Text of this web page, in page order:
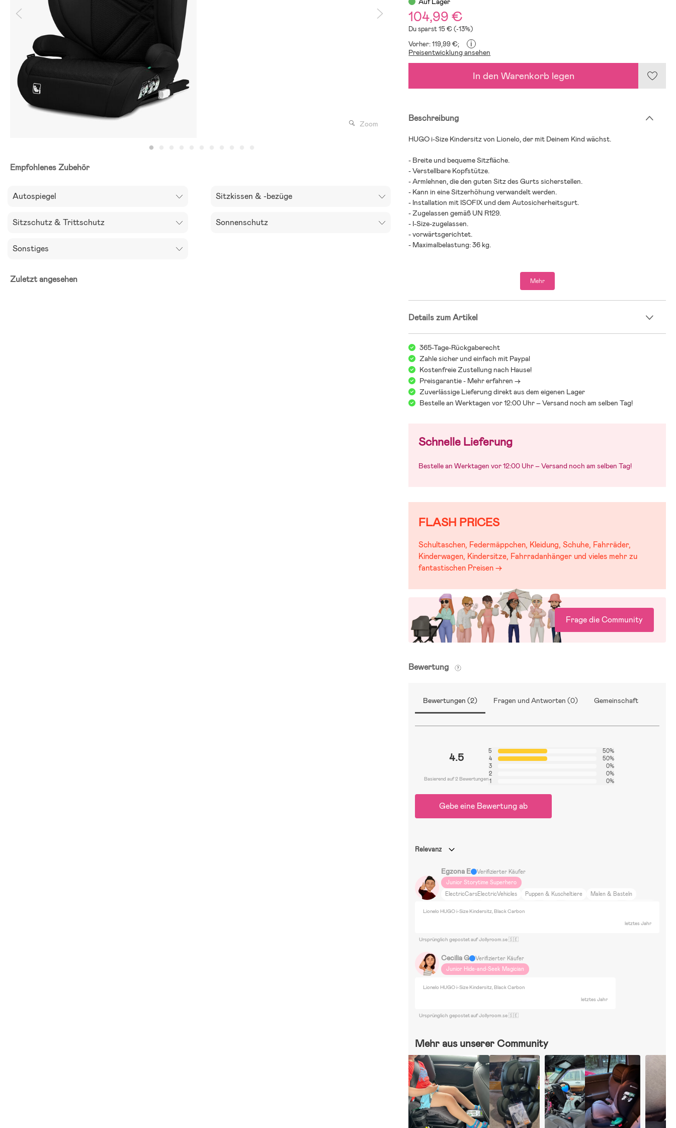
Zoom
Empfohlenes Zubehör
Autospiegel
Sitzschutz & Trittschutz
Sonstiges
Sitzkissen & -bezüge
Sonnenschutz
Zuletzt angesehen
104,99 €
Du sparst 15 € (-13%)
Vorher: 119,99 €;
i
Preisentwicklung ansehen
In den Warenkorb legen
Beschreibung
HUGO i-Size Kindersitz von Lionelo, der mit Deinem Kind wächst.
- Breite und bequeme Sitzfläche.
- Verstellbare Kopfstütze.
- Armlehnen, die den guten Sitz des Gurts sicherstellen.
- Kann in eine Sitzerhöhung verwandelt werden.
- Installation mit ISOFIX und dem Autosicherheitsgurt.
- Zugelassen gemäß UN R129.
- I-Size-zugelassen.
- vorwärtsgerichtet.
- Maximalbelastung: 36 kg.
Wir bei Jollyroom wissen, wie schwer es sein kann, den richtigen Kindersitz zu
Überblick zu behalten. Deshalb verweisen wir gerne auf unseren Kindersitzguide,
Jollyrooms Kindersitzguide
Mehr
Details zum Artikel
365-Tage-Rückgaberecht
Zahle sicher und einfach mit Paypal
Kostenfreie Zustellung nach Hause!
Preisgarantie - Mehr erfahren ->
Zuverlässige Lieferung direkt aus dem eigenen Lager
Bestelle an Werktagen vor 12:00 Uhr – Versand noch am selben Tag!
Schnelle Lieferung
Bestelle an Werktagen vor 12:00 Uhr – Versand noch am selben Tag!
FLASH PRICES
Schultaschen, Federmäppchen, Kleidung, Schuhe, Fahrräder,
Kinderwagen, Kindersitze, Fahrradanhänger und vieles mehr zu
fantastischen Preisen →
Frage die Community
Bewertung
Bewertungen (2) Fragen und Antworten (0) Gemeinschaft
4.5
Basierend auf 2 Bewertungen
5
50%
4
50%
3
0%
2
0%
1
0%
Gebe eine Bewertung ab
Relevanz
Egzona E
Verifizierter Käufer
Junior Storytime Superhero
ElectricCarsElectricVehicles
Puppen & Kuscheltiere
Malen & Basteln
Wohnung
Lionelo HUGO i-Size Kindersitz, Black Carbon
letztes Jahr
Ursprünglich gepostet auf Jollyroom.se 🇸🇪
Cecilia G
Verifizierter Käufer
Junior Hide-and-Seek Magician
Lionelo HUGO i-Size Kindersitz, Black Carbon
letztes Jahr
Ursprünglich gepostet auf Jollyroom.se 🇸🇪
Mehr aus unserer Community